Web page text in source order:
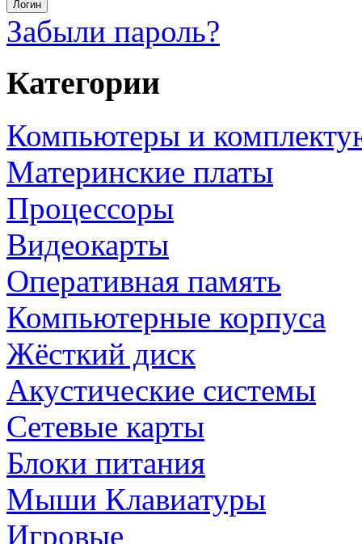
Забыли пароль?
Категории
Компьютеры и
Материнские платы
Процессоры
Видеокарты
Оперативная память
Компьютерные корпуса
Жёсткий диск
Акустические системы
Сетевые карты
Блоки питания
Мыши Клавиатуры
Игровые